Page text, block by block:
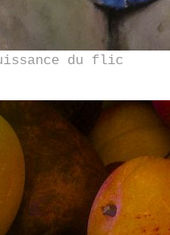
du flic